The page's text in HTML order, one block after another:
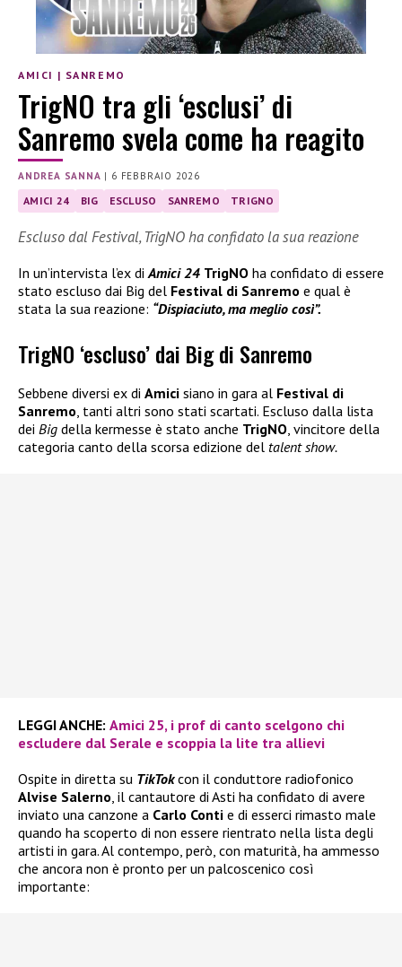
AMICI | SANREMO
TrigNO tra gli ‘esclusi’ di
Sanremo svela come ha reagito
ANDREA SANNA | 6 FEBBRAIO 2026
AMICI 24 BIG ESCLUSO SANREMO TRIGNO
Escluso dal Festival, TrigNO ha confidato la sua reazione
In un’intervista l’ex diAmici 24 TrigNO ha confidato di essere
stato escluso dai Big del Festival di Sanremo e qual è
stata la sua reazione: “Dispiaciuto, ma meglio così”.
TrigNO ‘escluso’ dai Big di Sanremo
Sebbene diversi ex di Amici siano in gara al Festival di
Sanremo, tanti altri sono stati scartati. Escluso dalla lista
dei Big della kermesse è stato anche TrigNO, vincitore della
categoria canto della scorsa edizione del talent show.
LEGGI ANCHE: Amici 25, i prof di canto scelgono chi
escludere dal Serale e scoppia la lite tra allievi
Ospite in diretta su TikTokcon il conduttore radiofonico
Alvise Salerno, il cantautore di Asti ha confidato di avere
inviato una canzone a Carlo Conti e di esserci rimasto male
quando ha scoperto di non essere rientrato nella lista degli
artisti in gara. Al contempo, però, con maturità, ha ammesso
che ancora non è pronto per un palcoscenico così
importante: